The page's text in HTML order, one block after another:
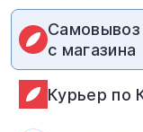
Самовывоз
с магазина
Курьер по